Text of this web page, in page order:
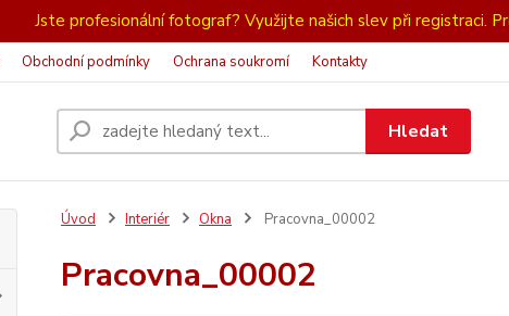
Jste profesionální fotograf? Využijte našich slev při registraci.
Obchodní podmínky Ochrana soukromí Kontakty
Hledat
Úvod Interiér Okna Pracovna_00002
Pracovna_00002